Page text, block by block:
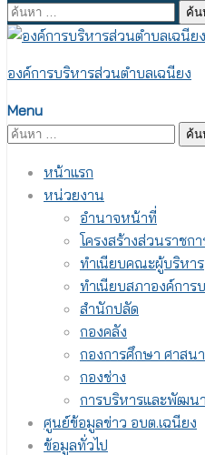
ค้นหา
สำหรับ:
องค์การบริหารส่วนตำบลเฉนียง
Menu
ค้นหา
หน้าแรก
หน่วยงาน
อำนาจหน้าที่
โครงสร้างส่วนราชก
ทำเนียบคณะผู้บริหาร
ทำเนียบสภาองค์การ
สำนักปลัด
กองคลัง
กองการศึกษา ศาสน
กองช่าง
การบริหารและพัฒน
ศูนย์ข้อมูลข่าว อบต.เฉนียง
ข้อมูลทั่วไป